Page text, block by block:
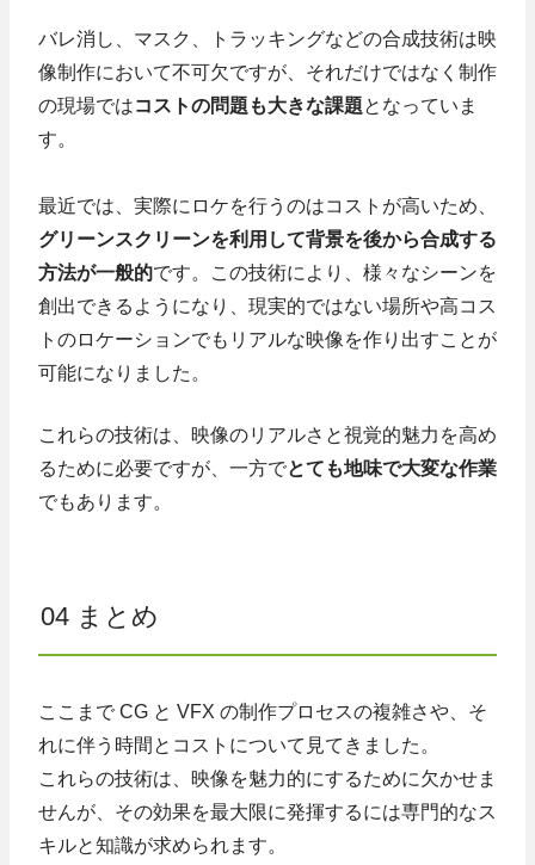
バレ消し、マスク、トラッキングなどの合成技術は映
像制作において不可欠ですが、それだけではなく制作
の現場ではコストの問題も大きな課題となっていま
す。
最近では、実際にロケを行うのはコストが高いため、
グリーンスクリーンを利用して背景を後から合成する
方法が一般的です。この技術により、様々なシーンを
創出できるようになり、現実的ではない場所や高コス
トのロケーションでもリアルな映像を作り出すことが
可能になりました。
これらの技術は、映像のリアルさと視覚的魅力を高め
るために必要ですが、一方でとても地味で大変な作業
でもあります。
04 まとめ
ここまで CG と VFX の制作プロセスの複雑さや、そ
れに伴う時間とコストについて見てきました。
これらの技術は、映像を魅力的にするために欠かせま
せんが、その効果を最大限に発揮するには専門的なス
キルと知識が求められます。